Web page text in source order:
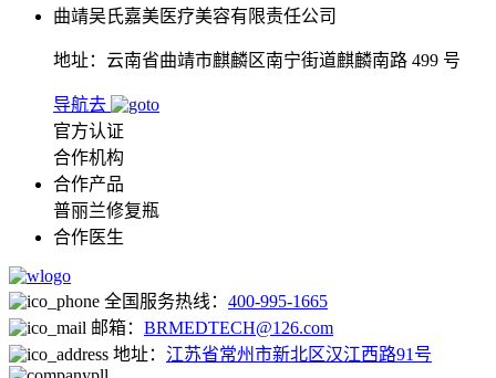
曲靖吴氏嘉美医疗美容有限责任公司
地址：云南省曲靖市麒麟区南宁街道麒麟南路 499 号
导航去
官方认证
合作机构
合作产品
普丽兰修复瓶
合作医生
全国服务热线： 400-995-1665
邮箱： BRMEDTECH@126.com
地址： 江苏省常州市新北区汉江西路91号